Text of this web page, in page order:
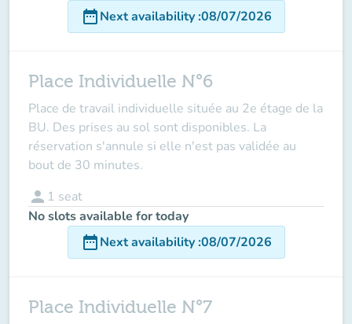
date_rangeNext availability:08/07/2026
Place Individuelle N°6
Place de travail individuelle située au 2e étage de la
BU. Des prises au sol sont disponibles. La
réservation s'annule si elle n'est pas validée au
bout de 30 minutes.
person 1 seat
No slots available for today
date_rangeNext availability:08/07/2026
Place Individuelle N°7